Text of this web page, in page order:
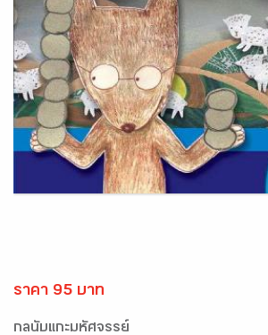
ราคา 95 บาท
กลนับแกะมหัศจรรย์